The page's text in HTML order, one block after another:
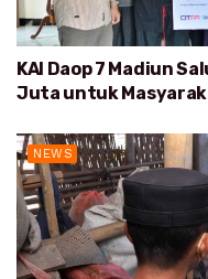
KAI Daop 7 Madiun
Juta untuk
NEWS